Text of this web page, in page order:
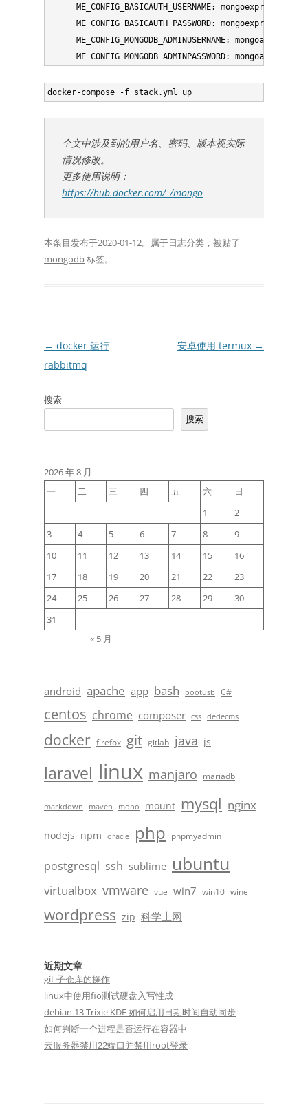
      ME_CONFIG_BASICAUTH_USERNAME: mongoexpress
      ME_CONFIG_BASICAUTH_PASSWORD: mongoexpress
      ME_CONFIG_MONGODB_ADMINUSERNAME: mongoadmin
全文中涉及到的用户名、密码、版本视实际
情况修改。
更多使用说明：
https://hub.docker.com/_/mongo
本条目发布于2020-01-12。属于日志分类，被贴了
mongodb标签。
文
章
航
← docker 运行
rabbitmq
安卓使用 termux →
搜索
搜索
2026 年 8 月
一
二 三 四 五 六
日
1
2
3
4 5 6 7 8
9
10
11 12 13 14 15
16
17
18 19 20 21 22
23
24
25 26 27 28 29
30
31
« 5 月
android apache app bash bootusb C#
centos chrome composer css dedecms
docker firefox git gitlab java js
laravel linux manjaro mariadb
markdown maven mono mount mysql nginx
nodejs npm oracle php phpmyadmin
postgresql ssh sublime ubuntu
virtualbox vmware vue win7 win10 wine
wordpress zip 科学上网
近期文章
git 子仓库的操作
linux中使用fio测试硬盘入写性成
debian 13 Trixie KDE 如何启用日期时间自动同步
如何判断一个进程是否运行在容器中
云服务器禁用22端口并禁用root登录